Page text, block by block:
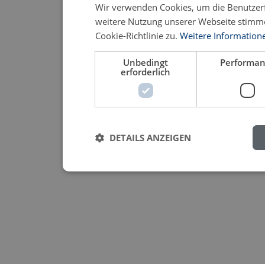
Wir verwenden Cookies, um die
weitere Nutzung unserer Webseite
Cookie-Richtlinie zu. Weitere
Unbedingt
erforderlich
DETAILS ANZEIGEN